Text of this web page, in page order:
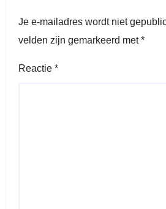
Je e-mailadres wordt niet
velden zijn gemarkeerd met*
Reactie *